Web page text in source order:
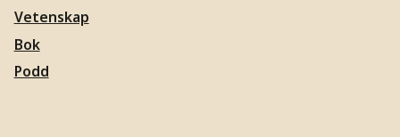
Vetenskap
Bok
Podd